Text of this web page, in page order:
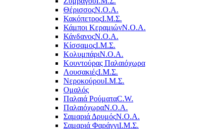
ΘέρισσοςΝ.Ο.Α.
ΚακόπετροςΙ.Μ.Σ.
Κάμποι ΚεραμιώνΝ.Ο.Α.
ΚάνδανοςΝ.Ο.Α.
ΚίσσαμοςΙ.Μ.Σ.
ΚολυμπάριΝ.Ο.Α.
Κουντούρας Παλαιόχωρα
ΛουσακιέςΙ.Μ.Σ.
ΝεροκούρουΙ.Μ.Σ.
Ομαλός
Παλαιά ΡούματαC.W.
ΠαλαιόχωραΝ.Ο.Α.
Σαμαριά ΔρυμόςΝ.Ο.Α.
Σαμαριά ΦαράγγιΙ.Μ.Σ.